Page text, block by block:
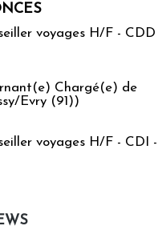
voyages H/F - CDD
Chargé(e) de
Evry (91))
voyages H/F - CDI -